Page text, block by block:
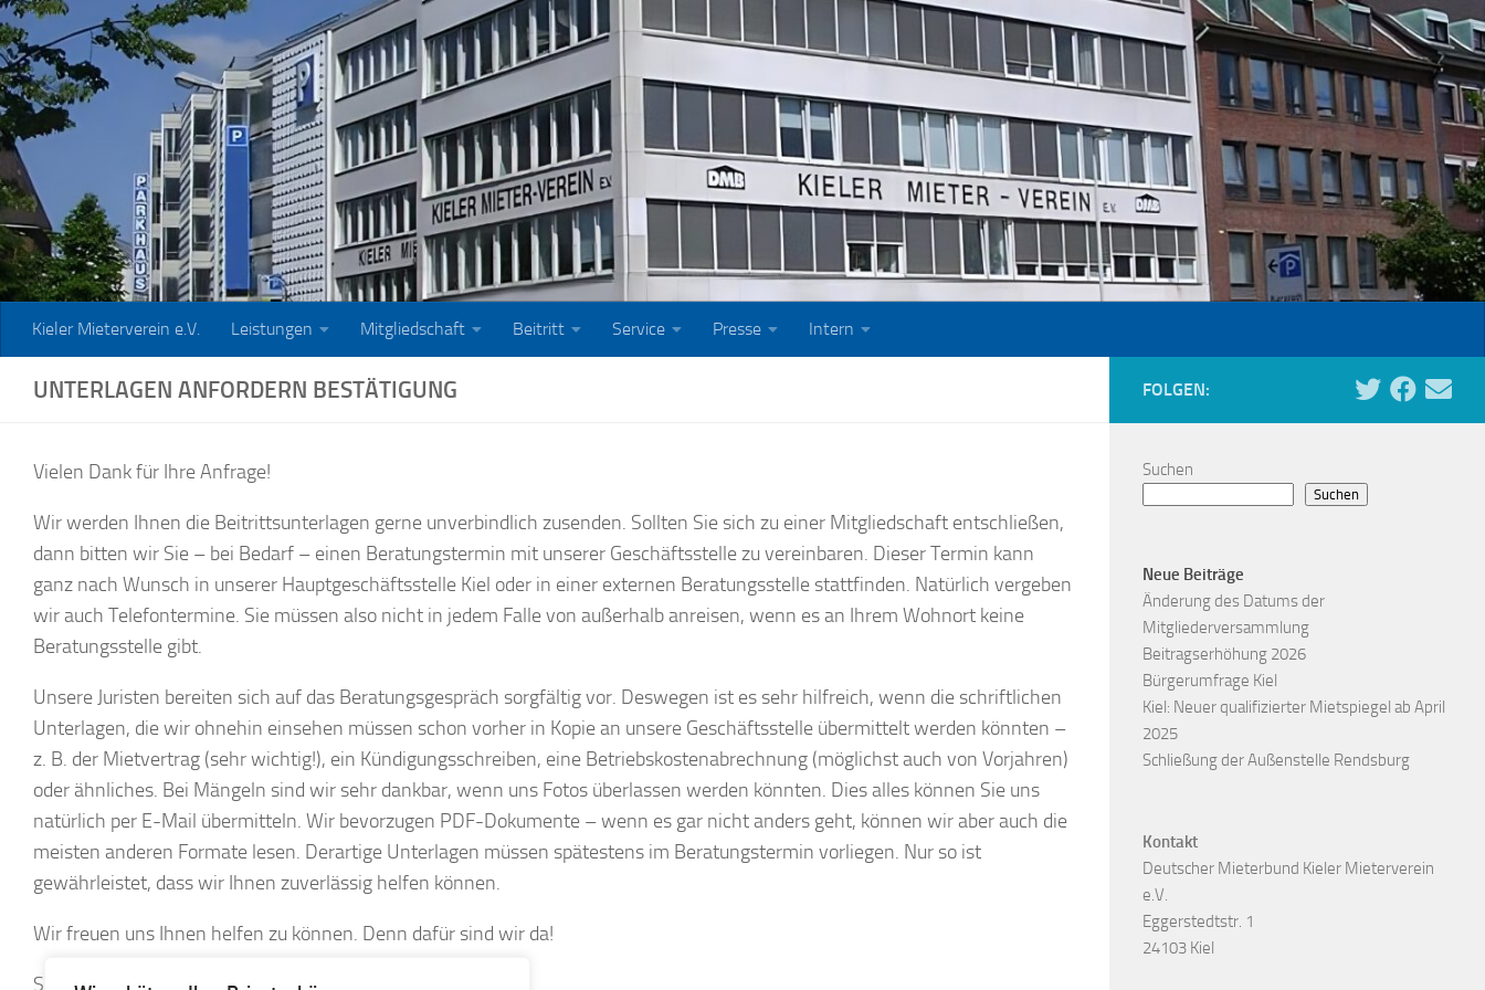
Zum Inhalt springen
Kieler Mieterverein e.V. Leistungen Mitgliedschaft Beitritt Service Presse Intern
UNTERLAGEN ANFORDERN BESTÄTIGUNG
Vielen Dank für Ihre Anfrage!
Wir werden Ihnen die Beitrittsunterlagen gerne unverbindlich zusenden. Sollten Sie sich zu einer Mitgliedschaft entschließen,
dann bitten wir Sie – bei Bedarf – einen Beratungstermin mit unserer Geschäftsstelle zu vereinbaren. Dieser Termin kann
ganz nach Wunsch in unserer Hauptgeschäftsstelle Kiel oder in einer externen Beratungsstelle stattfinden. Natürlich vergeben
wir auch Telefontermine. Sie müssen also nicht in jedem Falle von außerhalb anreisen, wenn es an Ihrem Wohnort keine
Beratungsstelle gibt.
Unsere Juristen bereiten sich auf das Beratungsgespräch sorgfältig vor. Deswegen ist es sehr hilfreich, wenn die schriftlichen
Unterlagen, die wir ohnehin einsehen müssen schon vorher in Kopie an unsere Geschäftsstelle übermittelt werden könnten –
z. B. der Mietvertrag (sehr wichtig!), ein Kündigungsschreiben, eine Betriebskostenabrechnung (möglichst auch von Vorjahren)
oder ähnliches. Bei Mängeln sind wir sehr dankbar, wenn uns Fotos überlassen werden könnten. Dies alles können Sie uns
natürlich per E-Mail übermitteln. Wir bevorzugen PDF-Dokumente – wenn es gar nicht anders geht, können wir aber auch die
meisten anderen Formate lesen. Derartige Unterlagen müssen spätestens im Beratungstermin vorliegen. Nur so ist
gewährleistet, dass wir Ihnen zuverlässig helfen können.
Wir freuen uns Ihnen helfen zu können. Denn dafür sind wir da!
Schon jetzt vielen Dank!
FOLGEN:
Suchen
Suchen
Neue Beiträge
Änderung des Datums der
Mitgliederversammlung
Beitragserhöhung 2026
Bürgerumfrage Kiel
Kiel: Neuer qualifizierter Mietspiegel ab April
2025
Schließung der Außenstelle Rendsburg
Kontakt
Deutscher Mieterbund Kieler Mieterverein
e.V.
Eggerstedtstr. 1
24103 Kiel